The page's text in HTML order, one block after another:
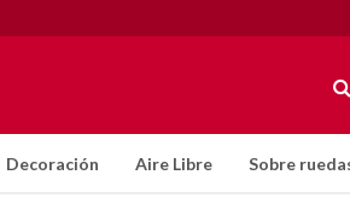
Decoración Aire Libre Sobre